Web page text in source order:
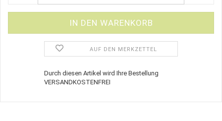
AUF DEN MERKZETTEL
Durch diesen Artikel wird Ihre Bestellung
VERSANDKOSTENFREI